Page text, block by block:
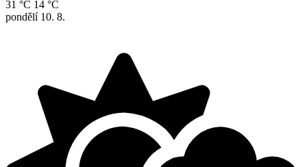
31 °C 14 °C
pondělí 10. 8.